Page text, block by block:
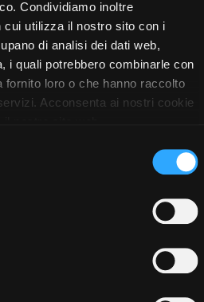
Condividiamo inoltre
cui utilizza il nostro sito con i
di analisi dei dati web,
i quali potrebbero combinarle con
fornito loro o che hanno raccolto
Acconsenta ai nostri cookie
UP